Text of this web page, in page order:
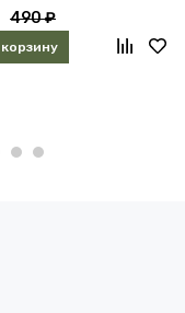
490 ₽